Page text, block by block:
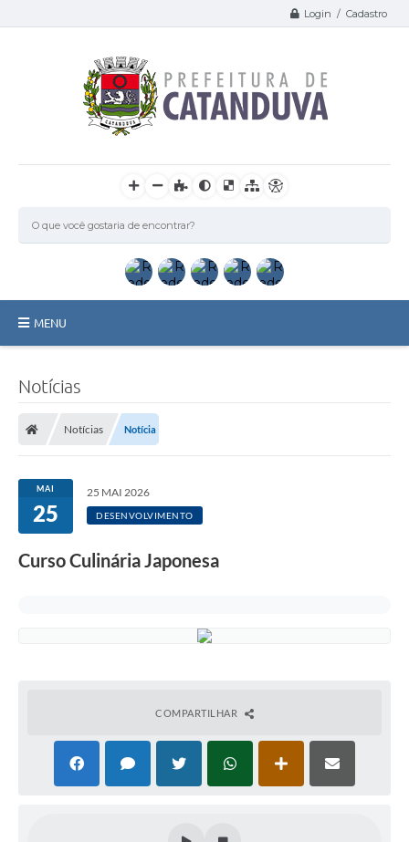
Login / Cadastro
MENU
Licitações / PCA
Transparência
Notícias
Notícias Notícia
MAI
25
25 MAI 2026
DESENVOLVIMENTO
Curso Culinária Japonesa
COMPARTILHAR